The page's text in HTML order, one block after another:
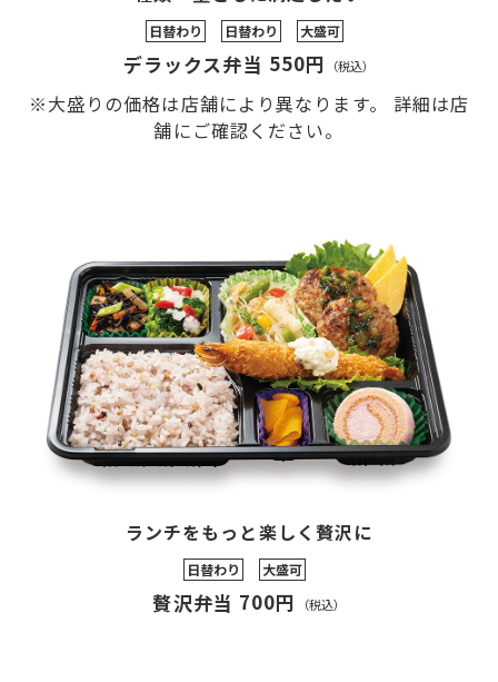
日替わり 日替わり 大盛可
デラックス弁当 550円 （税込）
※大盛りの価格は店舗により異なります。 詳細は店
舗にご確認ください。
ランチをもっと楽しく贅沢に
日替わり 大盛可
贅沢弁当 700円 （税込）